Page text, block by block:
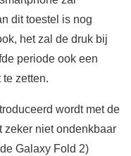
dit toestel is nog
het zal de druk bij
periode ook een
zetten.
wordt met de
zeker niet ondenkbaar
Galaxy Fold 2)